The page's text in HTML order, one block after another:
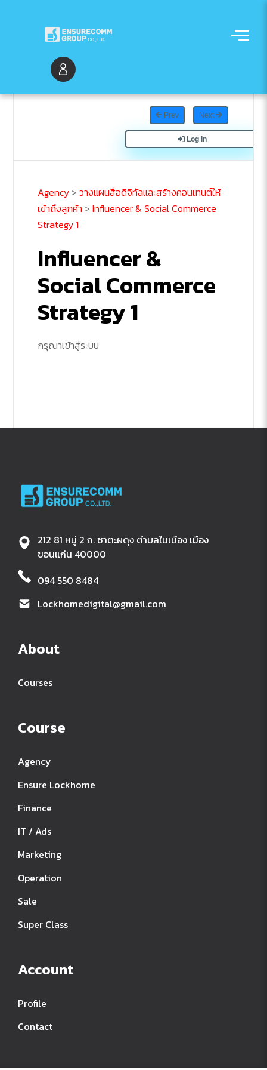
Prev Next
Log In
Agency >วางแผนสื่อดิจิทัลและสร้างคอนเทนต์ให้
เข้าถึงลูกค้า >Influencer & Social Commerce
Strategy 1
Influencer &
Social Commerce
Strategy 1
กรุณาเข้าสู่ระบบ
212 81 หมู่ 2 ถ. ชาตะผดุง ตำบลในเมือง เมือง
ขอนแก่น 40000
094 550 8484
Lockhomedigital@gmail.com
About
Courses
Course
Agency
Ensure Lockhome
Finance
IT / Ads
Marketing
Operation
Sale
Super Class
Account
Profile
Contact